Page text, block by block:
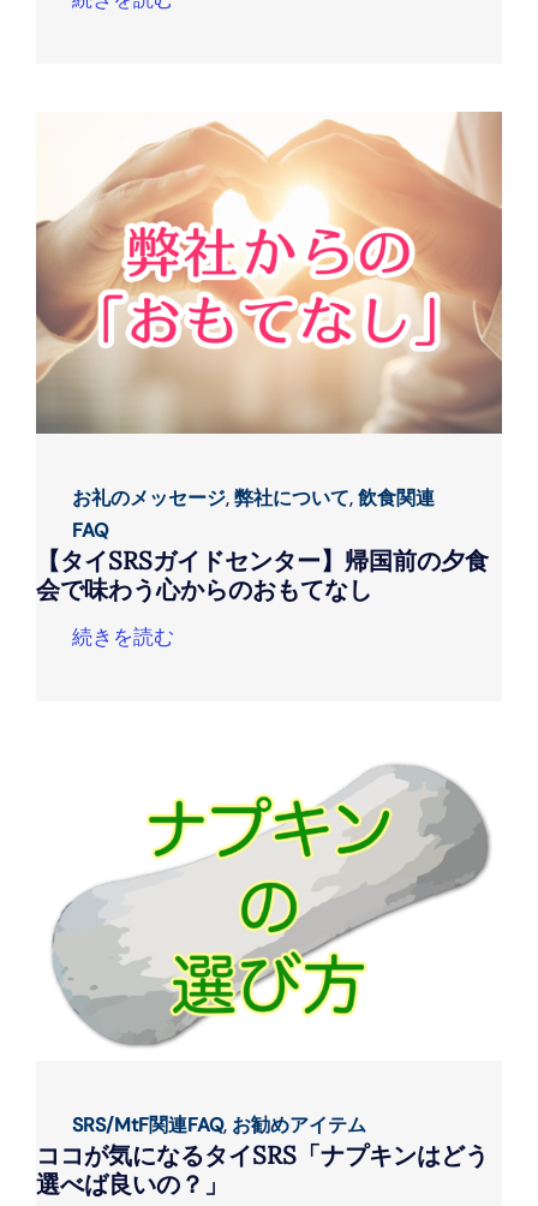
お礼のメッセージ,弊社について,飲食関連
FAQ
【タイSRSガイドセンター】帰国前の夕食
会で味わう心からのおもてなし
続きを読む
SRS/MtF関連FAQ, お勧めアイテム
ココが気になるタイSRS「ナプキンはどう
選べば良いの？」